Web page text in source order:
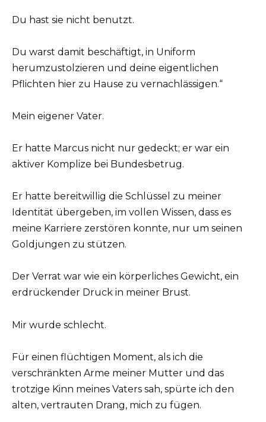
Du hast sie nicht benutzt.
Du warst damit beschäftigt, in Uniform
herumzustolzieren und deine eigentlichen
Pflichten hier zu Hause zu vernachlässigen.“
Mein eigener Vater.
Er hatte Marcus nicht nur gedeckt; er war ein
aktiver Komplize bei Bundesbetrug.
Er hatte bereitwillig die Schlüssel zu meiner
Identität übergeben, im vollen Wissen, dass es
meine Karriere zerstören konnte, nur um seinen
Goldjungen zu stützen.
Der Verrat war wie ein körperliches Gewicht, ein
erdrückender Druck in meiner Brust.
Mir wurde schlecht.
Für einen flüchtigen Moment, als ich die
verschränkten Arme meiner Mutter und das
trotzige Kinn meines Vaters sah, spürte ich den
alten, vertrauten Drang, mich zu fügen.